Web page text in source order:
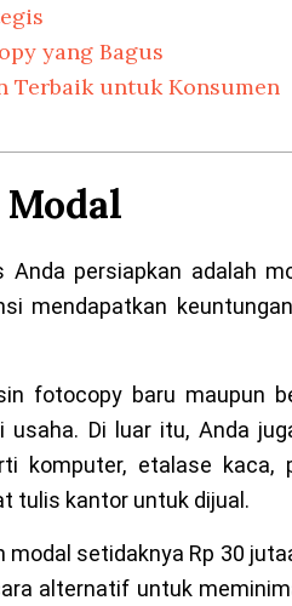
yang Bagus
Terbaik untuk Konsumen
Modal
Anda persiapkan adalah
mendapatkan
fotocopy baru maupun
Di luar itu, Anda
komputer, etalase
tulis kantor untuk dijual.
modal setidaknya Rp 30
alternatif untuk